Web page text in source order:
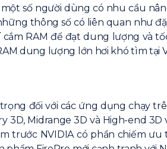
số người dùng có nhu cầu
thông số có liên quan như
cắm RAM để đạt dung lượng và
dung lượng lớn hơi khó tìm tại
đối với các ứng dụng chạy
3D, Midrange 3D và High-end
trước NVIDIA có phần chiếm